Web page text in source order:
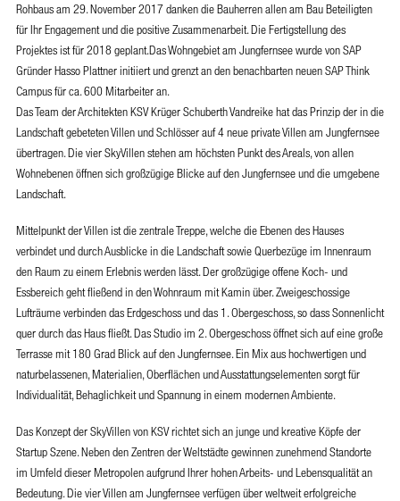
Rohbaus am 29. November 2017 danken die Bauherren allen am Bau Beteiligten
für Ihr Engagement und die positive Zusammenarbeit. Die Fertigstellung des
Projektes ist für 2018 geplant.Das Wohngebiet am Jungfernsee wurde von SAP
Gründer Hasso Plattner initiiert und grenzt an den benachbarten neuen SAP Think
Campus für ca. 600 Mitarbeiter an.
Das Team der Architekten KSV Krüger Schuberth Vandreike hat das Prinzip der in die
Landschaft gebeteten Villen und Schlösser auf 4 neue private Villen am Jungfernsee
übertragen. Die vier SkyVillen stehen am höchsten Punkt des Areals, von allen
Wohnebenen öffnen sich großzügige Blicke auf den Jungfernsee und die umgebene
Landschaft.
Mittelpunkt der Villen ist die zentrale Treppe, welche die Ebenen des Hauses
verbindet und durch Ausblicke in die Landschaft sowie Querbezüge im Innenraum
den Raum zu einem Erlebnis werden lässt. Der großzügige offene Koch- und
Essbereich geht fließend in den Wohnraum mit Kamin über. Zweigeschossige
Lufträume verbinden das Erdgeschoss und das 1. Obergeschoss, so dass Sonnenlicht
quer durch das Haus fließt. Das Studio im 2. Obergeschoss öffnet sich auf eine große
Terrasse mit 180 Grad Blick auf den Jungfernsee. Ein Mix aus hochwertigen und
naturbelassenen, Materialien, Oberflächen und Ausstattungselementen sorgt für
Individualität, Behaglichkeit und Spannung in einem modernen Ambiente.
Das Konzept der SkyVillen von KSV richtet sich an junge und kreative Köpfe der
Startup Szene. Neben den Zentren der Weltstädte gewinnen zunehmend Standorte
im Umfeld dieser Metropolen aufgrund Ihrer hohen Arbeits- und Lebensqualität an
Bedeutung. Die vier Villen am Jungfernsee verfügen über weltweit erfolgreiche